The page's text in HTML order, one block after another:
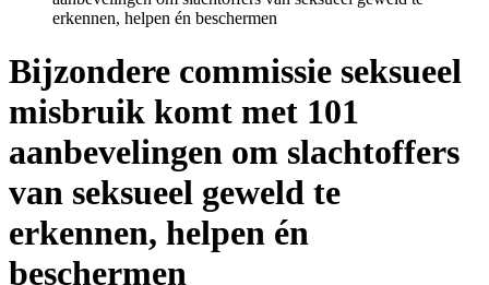
erkennen, helpen én beschermen
Bijzondere commissie seksueel
misbruik komt met 101
aanbevelingen om slachtoffers
van seksueel geweld te
erkennen, helpen én
beschermen